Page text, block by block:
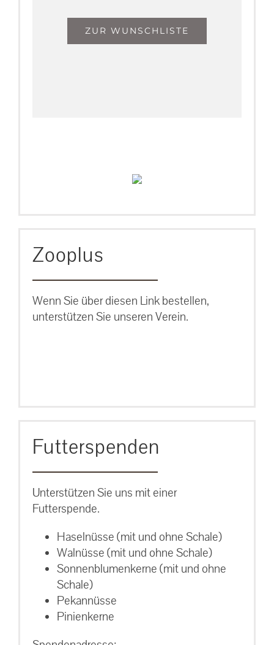
ZUR WUNSCHLISTE
Zooplus
Wenn Sie über diesen Link bestellen,
unterstützen Sie unseren Verein.
Futterspenden
Unterstützen Sie uns mit einer
Futterspende.
Haselnüsse (mit und ohne Schale)
Walnüsse (mit und ohne Schale)
Sonnenblumenkerne (mit und ohne
Schale)
Pekannüsse
Pinienkerne